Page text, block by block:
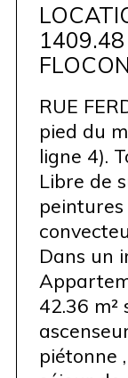
1409.48
RUE
pied du
ligne 4).
Libre de
peintures
Dans un
42.36 m²
piétonne